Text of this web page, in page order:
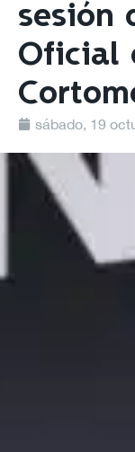
sesión
Oficial
sábado, 19